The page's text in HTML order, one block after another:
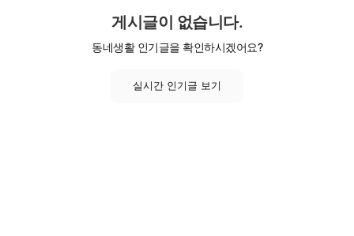
게시글이 없습니다.
동네생활 인기글을 확인하시겠어요?
실시간 인기글 보기